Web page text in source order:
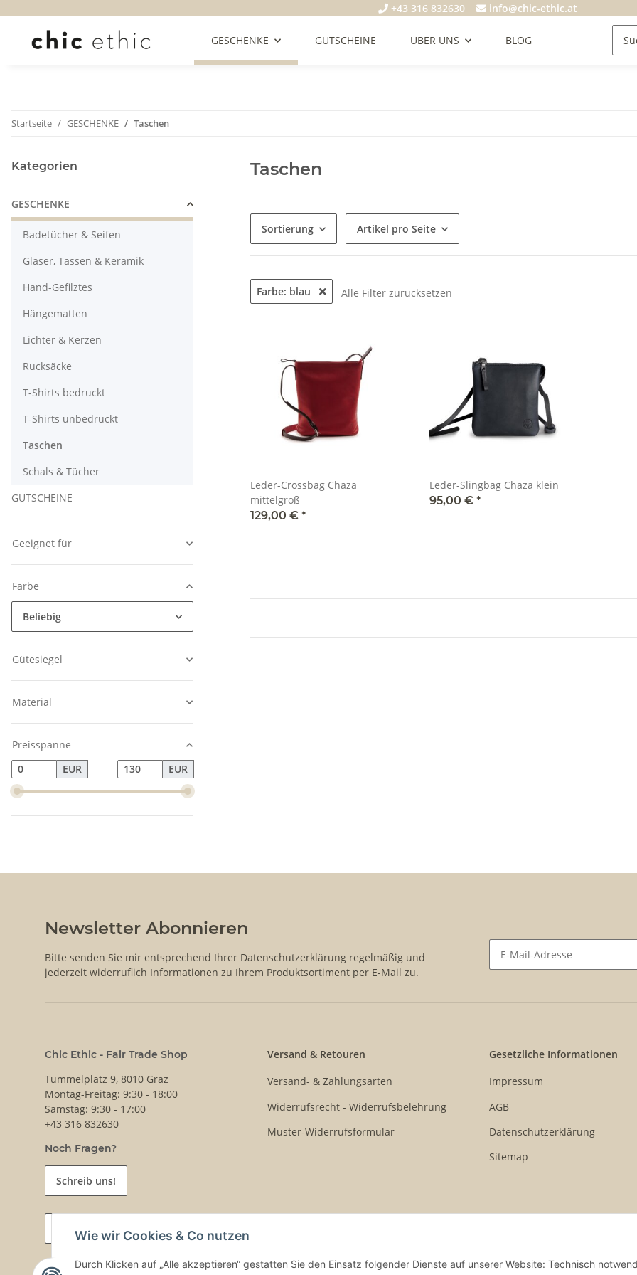
Wie wir Cookies & Co nutzen
Durch Klicken auf „Alle akzeptieren“ gestatten Sie den Einsatz folgender Dienste auf unserer Website: Technisch
+43 316 832630 info@chic-ethic.at
GESCHENKE GUTSCHEINE ÜBER UNS BLOG
Startseite GESCHENKE Taschen
Taschen
Sortierung Artikel pro Seite
Farbe: blau Alle Filter zurücksetzen
Leder-Crossbag Chaza
mittelgroß
129,00 € *
Leder-Slingbag Chaza klein
95,00 € *
Kategorien
GESCHENKE
Badetücher & Seifen
Gläser, Tassen & Keramik
Hand-Gefilztes
Hängematten
Lichter & Kerzen
Rucksäcke
T-Shirts bedruckt
T-Shirts unbedruckt
Taschen
Schals & Tücher
GUTSCHEINE
Geeignet für
Farbe
Beliebig
Gütesiegel
Material
Preisspanne
EUR
EUR
Newsletter Abonnieren
Bitte senden Sie mir entsprechend Ihrer Datenschutzerklärung regelmäßig und
jederzeit widerruflich Informationen zu Ihrem Produktsortiment per E-Mail zu.
Chic Ethic - Fair Trade Shop
Tummelplatz 9, 8010 Graz
Montag-Freitag: 9:30 - 18:00
Samstag: 9:30 - 17:00
+43 316 832630
Noch Fragen?
Schreib uns!
Versand & Retouren
Versand- & Zahlungsarten
Widerrufsrecht - Widerrufsbelehrung
Muster-Widerrufsformular
Gesetzliche Informationen
Impressum
AGB
Datenschutzerklärung
Sitemap
Vertrag widerrufen